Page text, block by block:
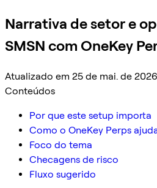
Narrativa de setor e
SMSN com OneKey
Atualizado em 25 de mai. de 2026
Conteúdos
Por que este setup importa
Como o OneKey Perps
Foco do tema
Checagens de risco
Fluxo sugerido